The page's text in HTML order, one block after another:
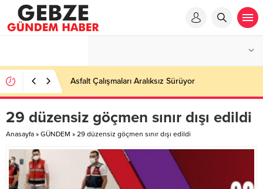
Asfalt Çalışmaları Aralıksız Sürüyor
29 düzensiz göçmen sınır dışı edildi
Anasayfa » GÜNDEM » 29 düzensiz göçmen sınır dışı edildi